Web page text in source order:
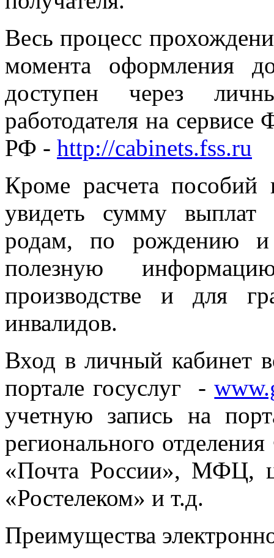
Весь процесс
момента оформления
доступен через
работодателя на сервисе
РФ - http://cabinets.fss.ru
Кроме расчета
увидеть сумму
родам, по рождению и
полезную
производстве и для
инвалидов.
Вход в личный кабинет
портале госуслуг -
учетную запись на
регионального
«Почта России», МФЦ,
«Ростелеком» и т.д.
Преимущества